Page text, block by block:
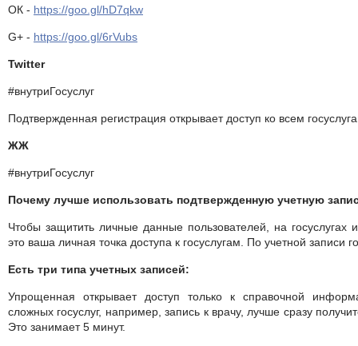
ОК - https://goo.gl/hD7qkw
G+ - https://goo.gl/6rVubs
Twitter
#внутриГосуслуг
Подтвержденная регистрация открывает доступ ко всем
ЖЖ
#внутриГосуслуг
Почему лучше использовать подтвержденную учетную
Чтобы защитить личные данные пользователей, на госуслугах
это ваша личная точка доступа к госуслугам. По учетной записи
Есть три типа учетных записей:
Упрощенная открывает доступ только к справочной
сложных госуслуг, например, запись к врачу, лучше сразу
Это занимает 5 минут.